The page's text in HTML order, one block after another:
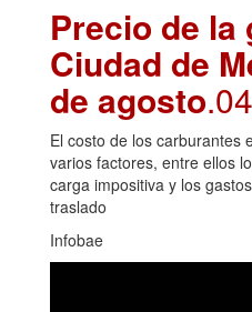
Precio de la
Ciudad de
de agosto
El costo de los carburantes
varios factores, entre ellos
carga impositiva y los
traslado
Infobae